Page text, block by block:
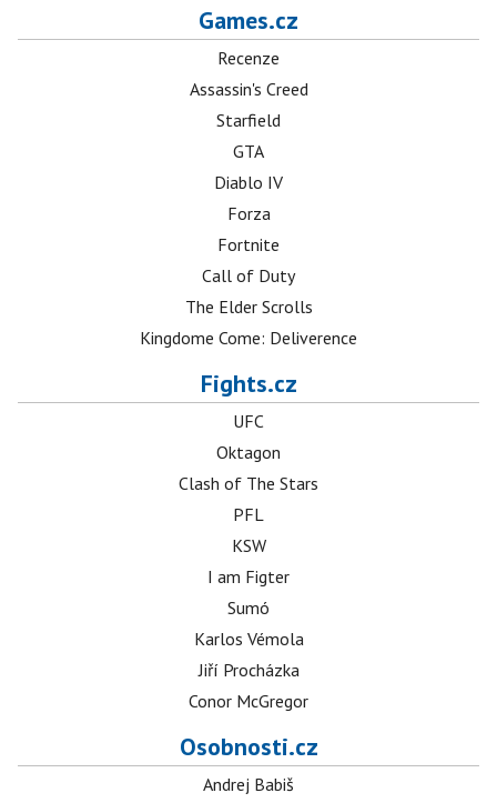
Games.cz
Recenze
Assassin's Creed
Starfield
GTA
Diablo IV
Forza
Fortnite
Call of Duty
The Elder Scrolls
Kingdome Come: Deliverence
Fights.cz
UFC
Oktagon
Clash of The Stars
PFL
KSW
I am Figter
Sumó
Karlos Vémola
Jiří Procházka
Conor McGregor
Osobnosti.cz
Andrej Babiš